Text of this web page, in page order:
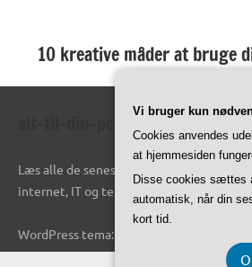
10 kreative måder at bruge
alt-til-din-pc.dk
Læs alle de seneste udviklinger inden for
internet, IT og teknologi generelt.
WordPress tema: Dynamico by ThemeZee.
Vi bruger kun
Cookies anvendes
at hjemmesiden
Disse cookies sættes
automatisk, når din
kort tid.